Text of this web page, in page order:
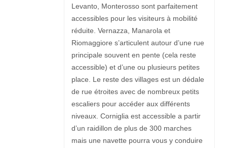
Levanto, Monterosso sont parfaitement
accessibles pour les visiteurs à mobilité
réduite. Vernazza, Manarola et
Riomaggiore s’articulent autour d’une rue
principale souvent en pente (cela reste
accessible) et d’une ou plusieurs petites
place. Le reste des villages est un dédale
de rue étroites avec de nombreux petits
escaliers pour accéder aux différents
niveaux. Corniglia est accessible a partir
d’un raidillon de plus de 300 marches
mais une navette pourra vous y conduire